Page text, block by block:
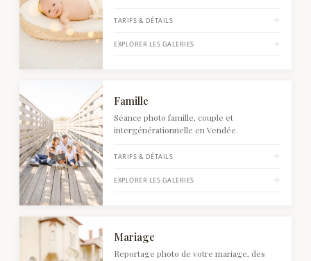
TARIFS & DÉTAILS
EXPLORER LES GALERIES
Voir Famille : tarifs et détails
Famille
Séance photo famille, couple et
intergénérationnelle en Vendée.
TARIFS & DÉTAILS
EXPLORER LES GALERIES
Voir Mariage : tarifs et détails
Mariage
Reportage photo de votre mariage, des